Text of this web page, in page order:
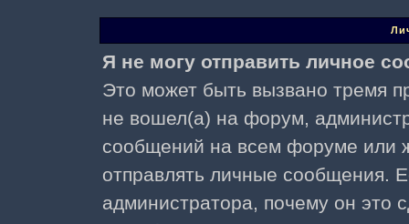
Я не могу отправить личное
Это может быть вызвано тремя
не вошел(а) на форум,
сообщений на всем форуме или
отправлять личные сообщения.
администратора, почему он это